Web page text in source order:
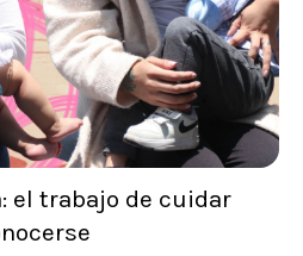
el trabajo de cuidar